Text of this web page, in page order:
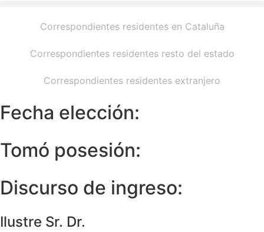
Correspondientes residentes en Cataluña
Correspondientes residentes resto del estado
Correspondientes residentes extranjero
Fecha elección:
Tomó posesión:
Discurso de ingreso:
Ilustre Sr. Dr.